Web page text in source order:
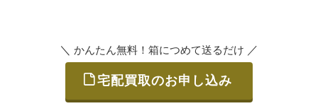
ご発送
＼ かんたん無料！箱につめて送るだけ ／
宅配買取のお申し込み